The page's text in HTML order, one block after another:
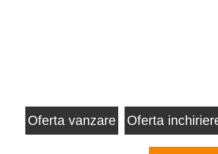
Oferta vanzare Oferta